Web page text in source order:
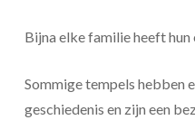
Bijna elke familie heeft hun
Sommige tempels hebben
geschiedenis en zijn een